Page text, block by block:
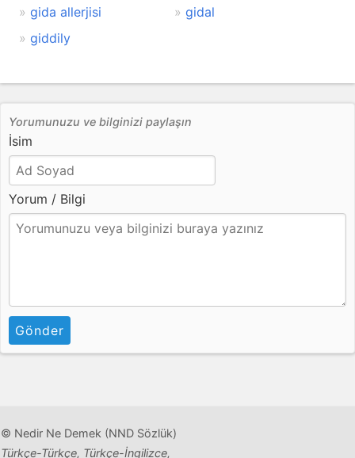
gida allerjisi
gidal
giddily
Yorumunuzu ve bilginizi paylaşın
İsim
Yorum / Bilgi
Gönder
© Nedir Ne Demek (NND Sözlük)
Türkçe-Türkçe, Türkçe-İngilizce,